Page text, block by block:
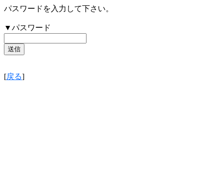
パスワードを入力して下さい。
▼パスワード
[戻る]